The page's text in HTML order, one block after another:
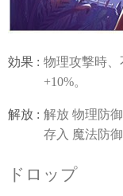
効果 : 物理攻撃時
+10%。
解放 : 解放 物理防
存入 魔法防
ドロップ